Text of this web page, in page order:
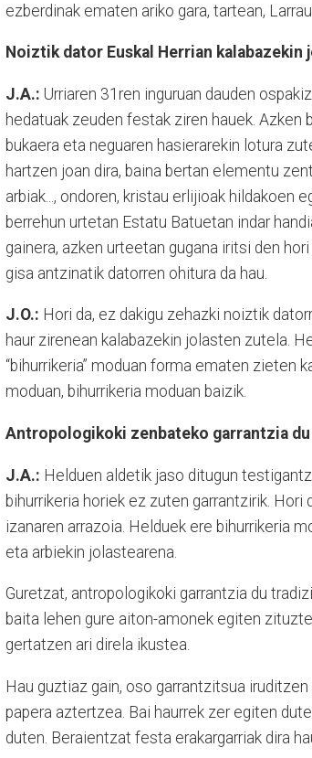
ezberdinak ematen ariko gara, tartean,
Noiztik dator Euskal Herrian kalabazekin
J.A.: Urriaren 31ren inguruan dauden
hedatuak zeuden festak ziren hauek. Azken
bukaera eta neguaren hasierarekin lotura
hartzen joan dira, baina bertan elementu
arbiak..., ondoren, kristau erlijioak hildakoen
berrehun urtetan Estatu Batuetan indar
gainera, azken urteetan gugana iritsi den
gisa antzinatik datorren ohitura da hau.
J.O.: Hori da, ez dakigu zehazki noiztik
haur zirenean kalabazekin jolasten zutela.
“bihurrikeria” moduan forma ematen zieten
moduan, bihurrikeria moduan baizik.
Antropologikoki zenbateko garrantzia
J.A.: Helduen aldetik jaso ditugun
bihurrikeria horiek ez zuten garrantzirik.
izanaren arrazoia. Helduek ere bihurrikeria
eta arbiekin jolastearena.
Guretzat, antropologikoki garrantzia du
baita lehen gure aiton-amonek egiten
gertatzen ari direla ikustea.
Hau guztiaz gain, oso garrantzitsua
papera aztertzea. Bai haurrek zer egiten
duten. Beraientzat festa erakargarriak dira